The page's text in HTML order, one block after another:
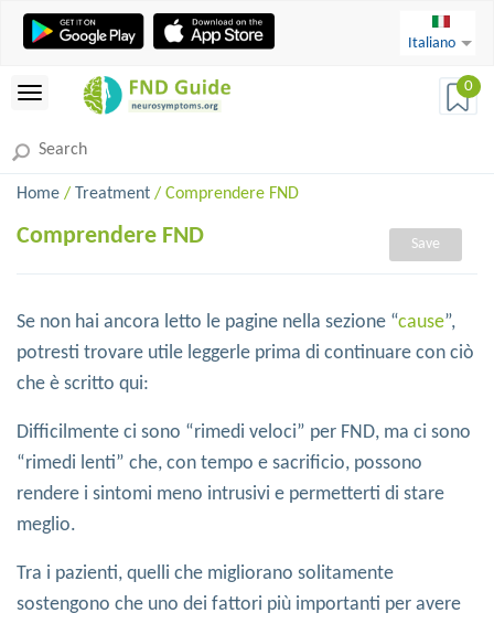
Italiano
0
Home / Treatment / Comprendere FND
Comprendere FND Save
Se non hai ancora letto le pagine nella sezione “cause”,
potresti trovare utile leggerle prima di continuare con ciò
che è scritto qui:
Difficilmente ci sono “rimedi veloci” per FND, ma ci sono
“rimedi lenti” che, con tempo e sacrificio, possono
rendere i sintomi meno intrusivi e permetterti di stare
meglio.
Tra i pazienti, quelli che migliorano solitamente
sostengono che uno dei fattori più importanti per avere